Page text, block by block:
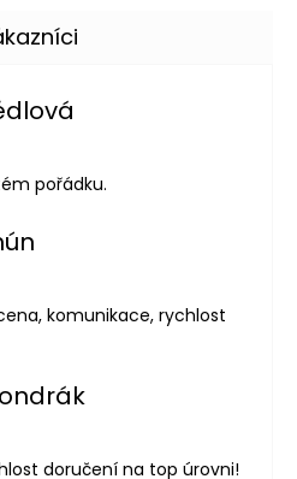
je 5 z 5 hvězdiček.
pořádku.
je 5 z 5 hvězdiček.
komunikace, rychlost
je 5 z 5 hvězdiček.
doručení na top úrovni!